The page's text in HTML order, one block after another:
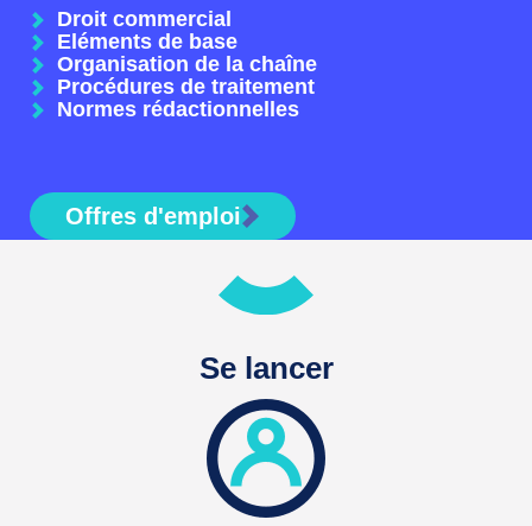
Droit commercial
Eléments de base
Organisation de la chaîne
Procédures de traitement
Normes rédactionnelles
Offres d'emploi
Se lancer